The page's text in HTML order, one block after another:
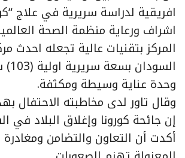
افريقية لدراسة سريرية في علاج
اشراف ورعاية منظمة الصحة
المركز بتقنيات عالية تجعله احدث
وحدة عناية وسيطة ومكثفة.
وقال تاور لدى مخاطبته الاحتفال
إن جائحة كورونا وإغلاق البلاد في
أكدت أن التعاون والتضامن ومغادرة